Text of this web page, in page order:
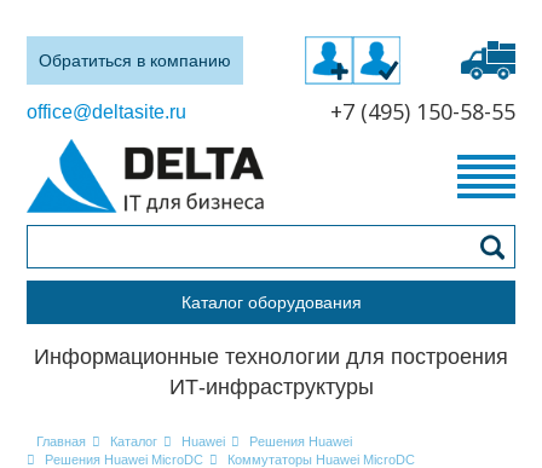
Обратиться в компанию
office@deltasite.ru +7 (495) 150-58-55
Каталог оборудования
Информационные технологии для построения
ИТ-инфраструктуры
Главная Каталог Huawei
Решения Huawei
Решения Huawei MicroDC
Коммутаторы Huawei MicroDC